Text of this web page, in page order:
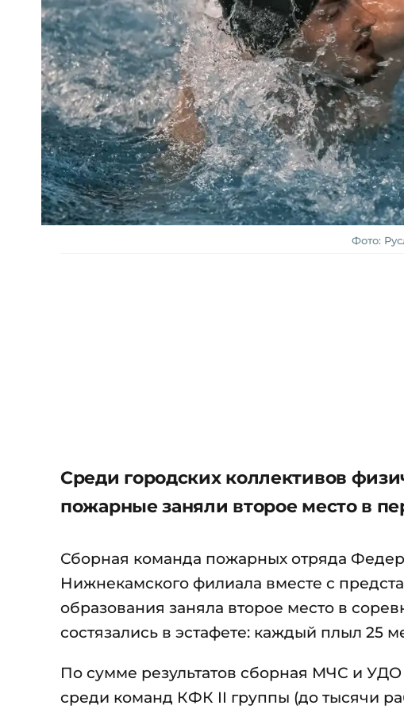
Фото:
Среди городских коллективов
пожарные заняли второе место в
Сборная команда пожарных отряда
Нижнекамского филиала вместе с
образования заняла второе место в
состязались в эстафете: каждый плыл 25
По сумме результатов сборная МЧС и
среди команд КФК II группы (до тысячи